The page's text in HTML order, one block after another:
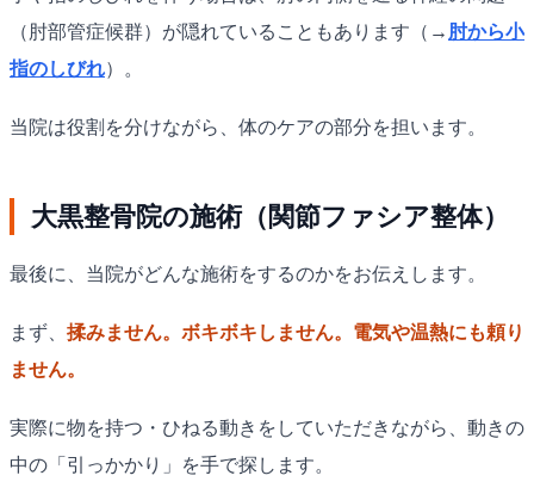
（肘部管症候群）が隠れていることもあります（→ 肘から小
指のしびれ）。
当院は役割を分けながら、体のケアの部分を担います。
大黒整骨院の施術（関節ファシア整体）
最後に、当院がどんな施術をするのかをお伝えします。
まず、 揉みません。ボキボキしません。電気や温熱にも頼り
ません。
実際に物を持つ・ひねる動きをしていただきながら、動きの
中の「引っかかり」を手で探します。